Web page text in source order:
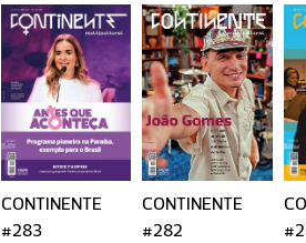
CONTINENTE
#283
CONTINENTE
#282